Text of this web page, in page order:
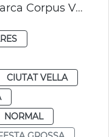
Reparación Roca El Patriarca Corpus València
CIUTAT VELLA
NORMAL